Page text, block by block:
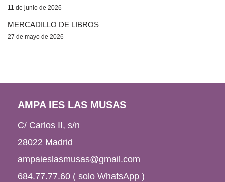
11 de junio de 2026
MERCADILLO DE LIBROS
27 de mayo de 2026
AMPA IES LAS MUSAS
C/ Carlos II, s/n
28022 Madrid
ampaieslasmusas@gmail.com
684.77.77.60 ( solo WhatsApp )